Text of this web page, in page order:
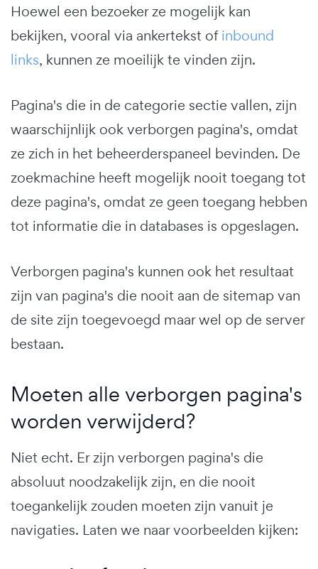
Hoewel een bezoeker ze mogelijk kan
bekijken, vooral via ankertekst ofinbound
links, kunnen ze moeilijk te vinden zijn.
Pagina's die in de categorie sectie vallen, zijn
waarschijnlijk ook verborgen pagina's, omdat
ze zich in het beheerderspaneel bevinden. De
zoekmachine heeft mogelijk nooit toegang tot
deze pagina's, omdat ze geen toegang hebben
tot informatie die in databases is opgeslagen.
Verborgen pagina's kunnen ook het resultaat
zijn van pagina's die nooit aan de sitemap van
de site zijn toegevoegd maar wel op de server
bestaan.
Moeten alle verborgen pagina's
worden verwijderd?
Niet echt. Er zijn verborgen pagina's die
absoluut noodzakelijk zijn, en die nooit
toegankelijk zouden moeten zijn vanuit je
navigaties. Laten we naar voorbeelden kijken: